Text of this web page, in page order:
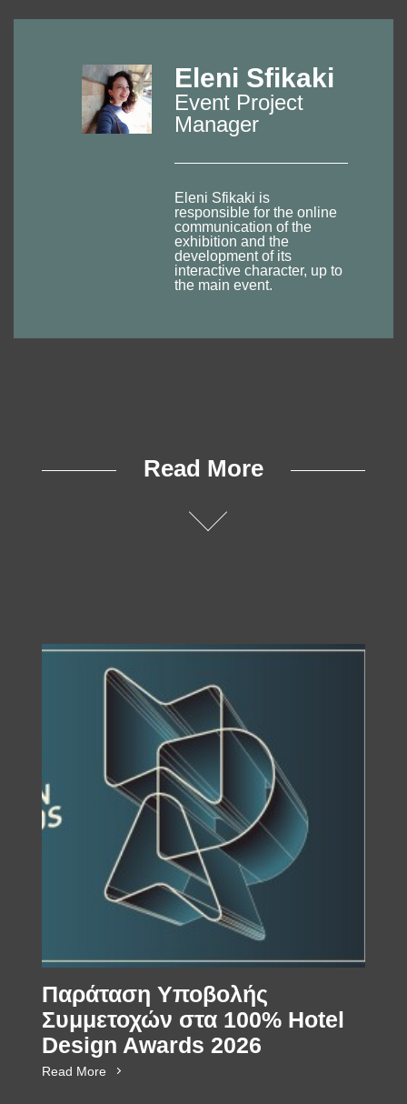
Eleni Sfikaki
Event Project
Manager
Eleni Sfikaki is
responsible for the online
communication of the
exhibition and the
development of its
interactive character, up to
the main event.
Read More
Παράταση Υποβολής
Συμμετοχών στα 100% Hotel
Design Awards 2026
Read More